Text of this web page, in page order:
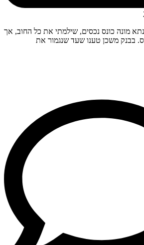
מונה כונס נכסים, שילמתי את כל החוב, אך
בבנק משכן טענו שעד שנגמור את